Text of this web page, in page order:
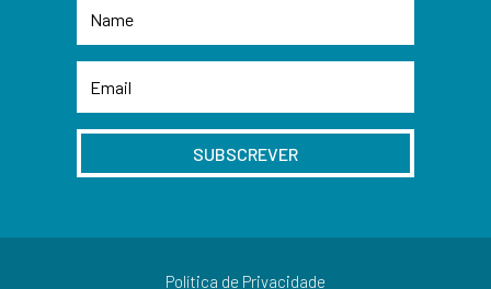
SUBSCREVER
Política de Privacidade